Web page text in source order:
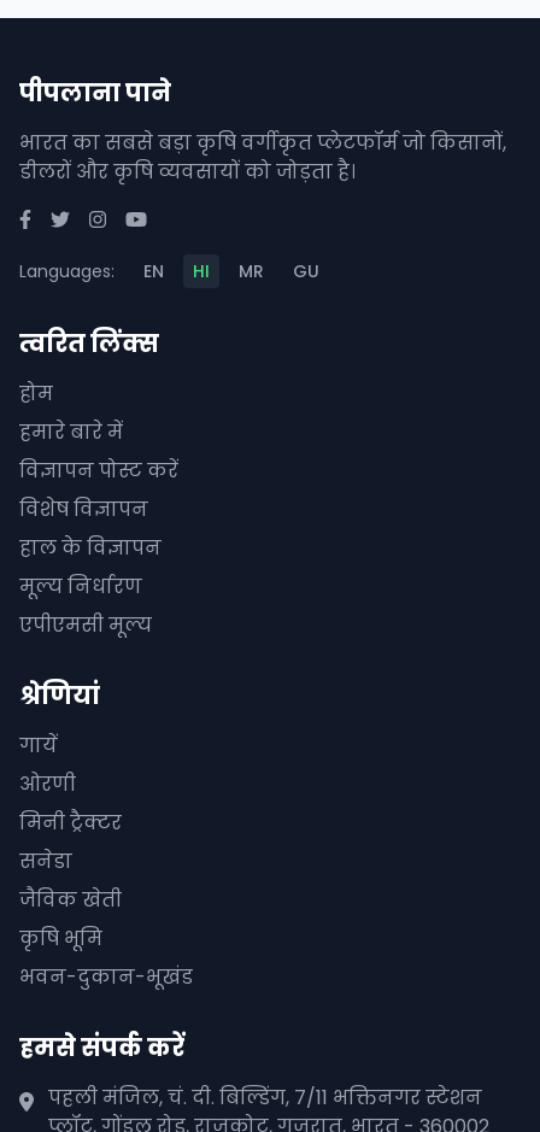
पीपलाना पाने
भारत का सबसे बड़ा कृषि वर्गीकृत प्लेटफॉर्म जो किसानों,
डीलरों और कृषि व्यवसायों को जोड़ता है।
Languages: EN HI MR GU
त्वरित लिंक्स
होम
हमारे बारे में
विज्ञापन पोस्ट करें
विशेष विज्ञापन
हाल के विज्ञापन
मूल्य निर्धारण
एपीएमसी मूल्य
श्रेणियां
गायें
ओरणी
मिनी ट्रैक्टर
सनेडा
जैविक खेती
कृषि भूमि
भवन-दुकान-भूखंड
हमसे संपर्क करें
पहली मंजिल, चं. दी. बिल्डिंग, 7/11 भक्तिनगर स्टेशन